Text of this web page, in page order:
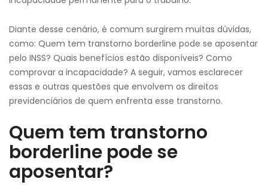
Diante desse cenário, é comum surgirem muitas dúvidas,
como: Quem tem transtorno borderline pode se aposentar
pelo INSS? Quais benefícios estão disponíveis? Como
comprovar a incapacidade? A seguir, vamos esclarecer
essas e outras questões que envolvem os direitos
previdenciários de quem enfrenta esse transtorno.
Quem tem transtorno
borderline pode se
aposentar?